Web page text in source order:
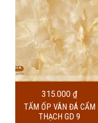
315.000 ₫
TẤM ỐP VÂN ĐÁ CẨM
THẠCH GD 9